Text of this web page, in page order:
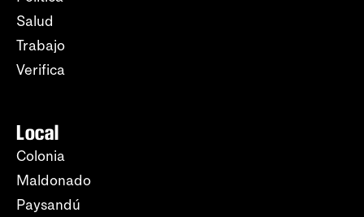
Salud
Trabajo
Verifica
Local
Colonia
Maldonado
Paysandú